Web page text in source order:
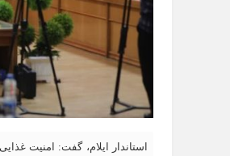
استاندار ایلام، گفت: امنیت